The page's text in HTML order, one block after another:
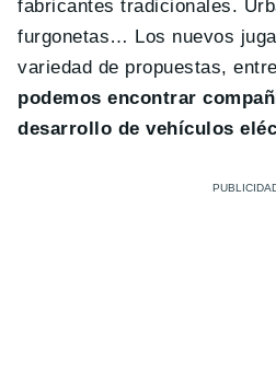
fabricantes tradicionales.
furgonetas… Los nuevos
variedad de propuestas,
podemos encontrar
desarrollo de vehículos